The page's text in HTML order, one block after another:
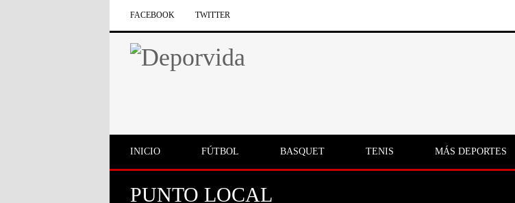
FACEBOOK TWITTER
INICIO FÚTBOL BASQUET TENIS MÁS DEPORTES
PUNTO LOCAL